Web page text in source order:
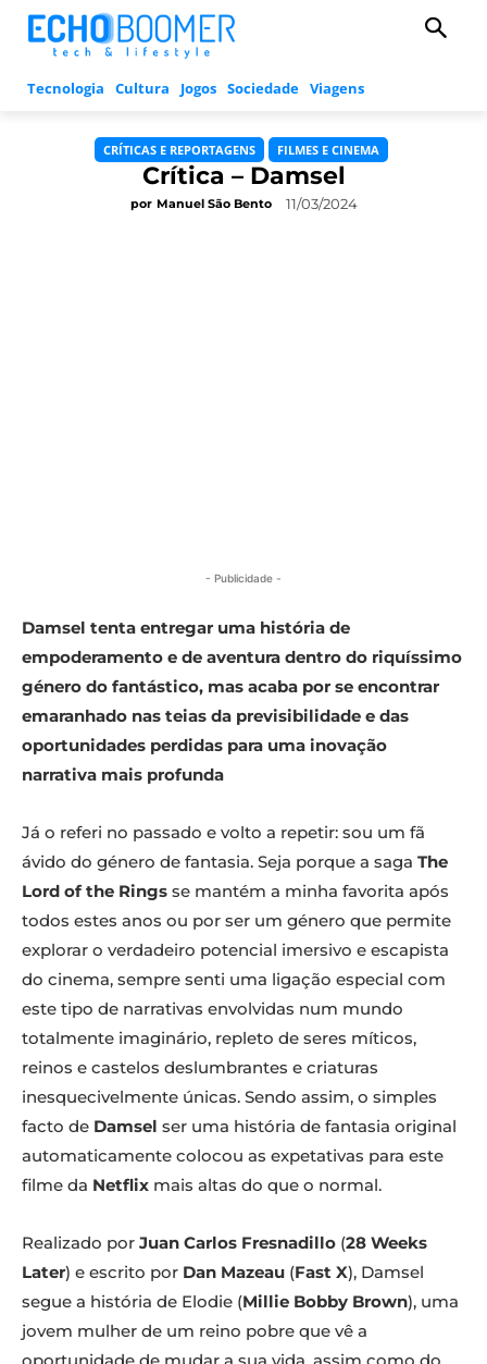
Tecnologia Cultura Jogos Sociedade Viagens
CRÍTICAS E REPORTAGENS FILMES E CINEMA
Crítica – Damsel
por Manuel São Bento 11/03/2024
- Publicidade -
Damsel tenta entregar uma história de
empoderamento e de aventura dentro do riquíssimo
género do fantástico, mas acaba por se encontrar
emaranhado nas teias da previsibilidade e das
oportunidades perdidas para uma inovação
narrativa mais profunda
Já o referi no passado e volto a repetir: sou um fã
ávido do género de fantasia. Seja porque a saga The
Lord of the Rings se mantém a minha favorita após
todos estes anos ou por ser um género que permite
explorar o verdadeiro potencial imersivo e escapista
do cinema, sempre senti uma ligação especial com
este tipo de narrativas envolvidas num mundo
totalmente imaginário, repleto de seres míticos,
reinos e castelos deslumbrantes e criaturas
inesquecivelmente únicas. Sendo assim, o simples
facto de Damsel ser uma história de fantasia original
automaticamente colocou as expetativas para este
filme da Netflix mais altas do que o normal.
Realizado por Juan Carlos Fresnadillo (28 Weeks
Later) e escrito por Dan Mazeau (Fast X), Damsel
segue a história de Elodie (Millie Bobby Brown), uma
jovem mulher de um reino pobre que vê a